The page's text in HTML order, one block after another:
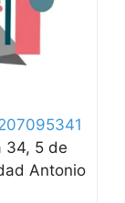
34, 5 de
Antonio